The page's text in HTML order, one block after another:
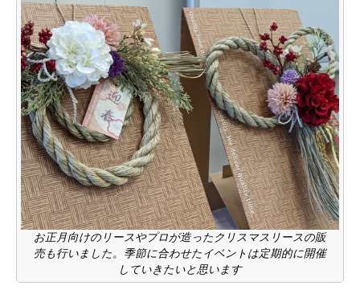
お正月向けのリースやプロが造ったクリスマスリースの販
売も行いました。季節に合わせたイベントは定期的に開催
していきたいと思います